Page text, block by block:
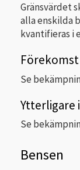
Gränsvärdet
alla enskilda
kvantifieras i
Se
Ytterligare
Se
Bensen